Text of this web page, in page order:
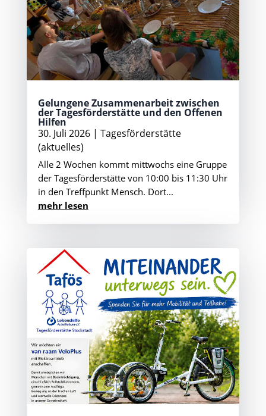
Gelungene Zusammenarbeit zwischen
der Tagesförderstätte und den Offenen
Hilfen
30. Juli 2026| Tagesförderstätte
(aktuelles)
Alle 2 Wochen kommt mittwochs eine Gruppe
der Tagesförderstätte von 10:00 bis 11:30 Uhr
in den Treffpunkt Mensch. Dort...
mehr lesen